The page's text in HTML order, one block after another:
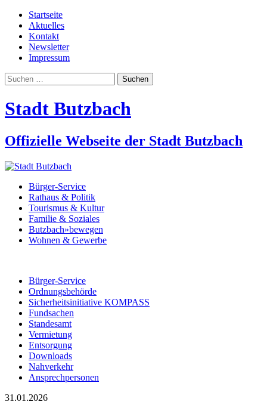
Startseite
Aktuelles
Kontakt
Newsletter
Impressum
Suchen
nach:
Stadt Butzbach
Offizielle Webseite der Stadt Butzbach
Bürger-Service
Rathaus & Politik
Tourismus & Kultur
Familie & Soziales
Butzbach»bewegen
Wohnen & Gewerbe
Bürger-Service
Ordnungsbehörde
Sicherheitsinitiative KOMPASS
Fundsachen
Standesamt
Vermietung
Entsorgung
Downloads
Nahverkehr
Ansprechpersonen
31.01.2026